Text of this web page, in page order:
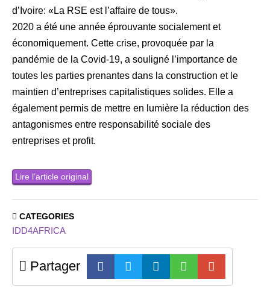
d’Ivoire: «La RSE est l’affaire de tous».
2020 a été une année éprouvante socialement et
économiquement. Cette crise, provoquée par la
pandémie de la Covid-19, a souligné l’importance de
toutes les parties prenantes dans la construction et le
maintien d’entreprises capitalistiques solides. Elle a
également permis de mettre en lumière la réduction des
antagonismes entre responsabilité sociale des
entreprises et profit.
Lire l’article original
CATEGORIES
IDD4AFRICA
Partager